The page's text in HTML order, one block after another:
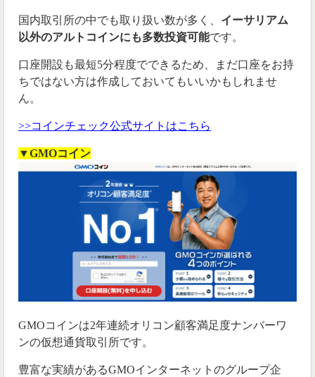
国内取引所の中でも取り扱い数が多く、 イーサリアム
以外のアルトコインにも多数投資可能です。
口座開設も最短5分程度でできるため、まだ口座をお持
ちではない方は作成しておいてもいいかもしれませ
ん。
>>コインチェック公式サイトはこちら
▼GMOコイン
GMOコインは2年連続オリコン顧客満足度ナンバーワ
ンの仮想通貨取引所です。
豊富な実績があるGMOインターネットのグループ企